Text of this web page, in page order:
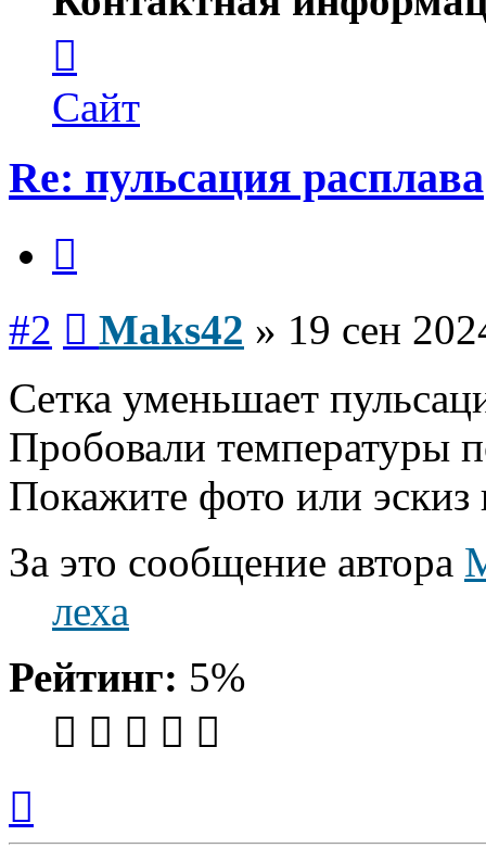
пользователя
Maks42
Сайт
Re: пульсация расплава
#2 Maks42 » 19 сен
Сетка уменьшает
Пробовали температуры
Покажите фото или эскиз
За это сообщение автора
леха
Рейтинг: 5%
началу